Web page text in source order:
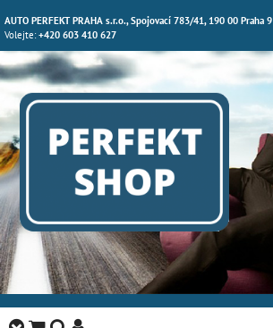
AUTO PERFEKT PRAHA s.r.o., Spojovací 783/41, 190 00 Praha 9
Volejte:+420 603 410 627